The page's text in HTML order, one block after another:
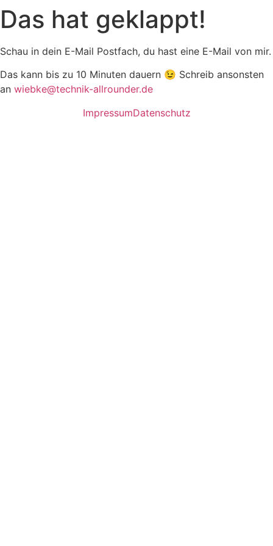
Das hat geklappt!
Schau in dein E-Mail Postfach, du hast eine E-Mail von mir.
Das kann bis zu 10 Minuten dauern 😉 Schreib ansonsten
an wiebke@technik-allrounder.de
ImpressumDatenschutz